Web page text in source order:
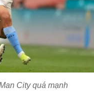
City quá mạnh